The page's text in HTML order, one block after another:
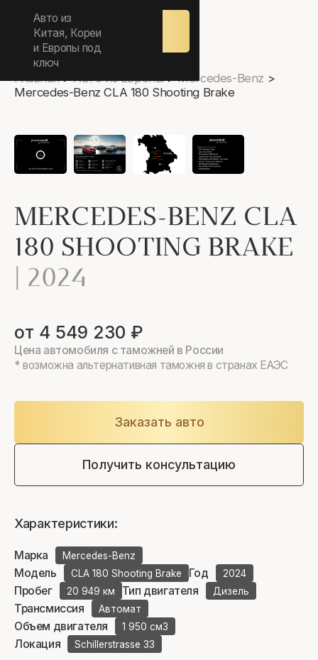
Авто из
Китая, Кореи
и Европы под
ключ
Оставить
заявку
Главная>Авто из Европы>Mercedes-Benz >
Mercedes-Benz CLA 180 Shooting Brake
MERCEDES-BENZ CLA
180 SHOOTING BRAKE
| 2024
от 4 549 230 ₽
Цена автомобиля с таможней в России
* возможна альтернативная таможня в странах ЕАЭС
Заказать авто
Получить консультацию
Характеристики:
Марка Mercedes-Benz
Модель CLA 180 Shooting Brake Год 2024
Пробег 20 949 км Тип двигателя Дизель
Трансмиссия Автомат
Объем двигателя 1 950 см3
Локация Schillerstrasse 33